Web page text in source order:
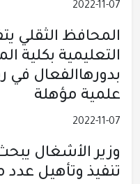
2022-11-07
المحافظ الثقلي
التعليمية بكلية
بدورهاالفعال في
علمية مؤهلة
2022-11-07
وزير الأشغال
تنفيذ وتأهيل